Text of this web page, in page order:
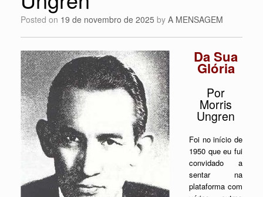
Posted on 19 de novembro de 2025 by A MENSAGEM
Da Sua
Glória
Por
Morris
Ungren
Foi no início de
1950 que eu fui
convidado a
sentar na
plataforma com